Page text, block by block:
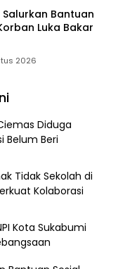
Salurkan Bantuan
Luka Bakar
2026
Diduga
Belum Beri
Tidak Sekolah di
Kolaborasi
Kota Sukabumi